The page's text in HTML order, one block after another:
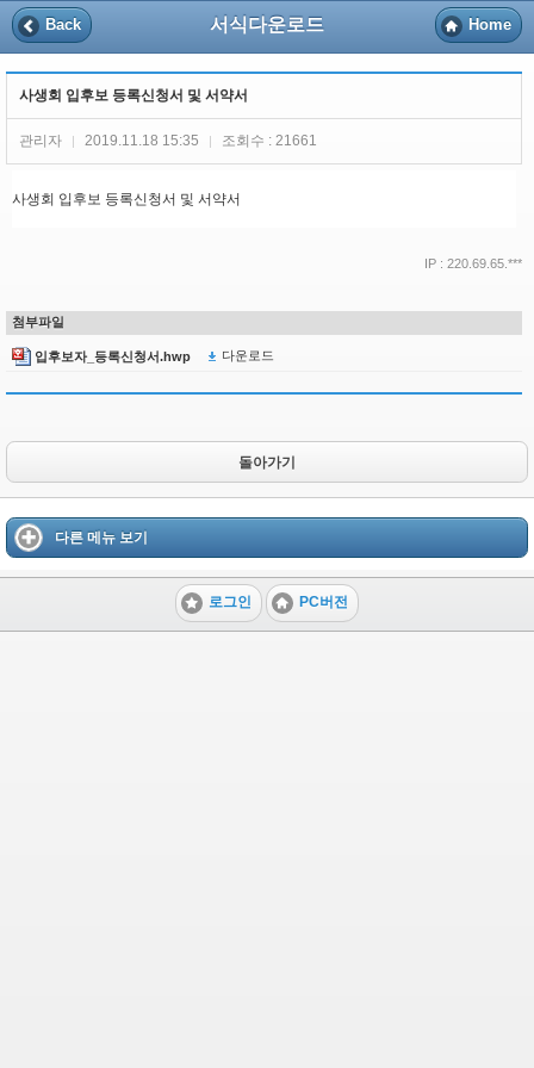
Back 서식다운로드 Home
사생회 입후보 등록신청서 및 서약서
관리자 2019.11.18 15:35 조회수 : 21661
사생회 입후보 등록신청서 및 서약서
IP : 220.69.65.***
첨부파일
입후보자_등록신청서.hwp 다운로드
돌아가기
다른 메뉴 보기
로그인 PC버전